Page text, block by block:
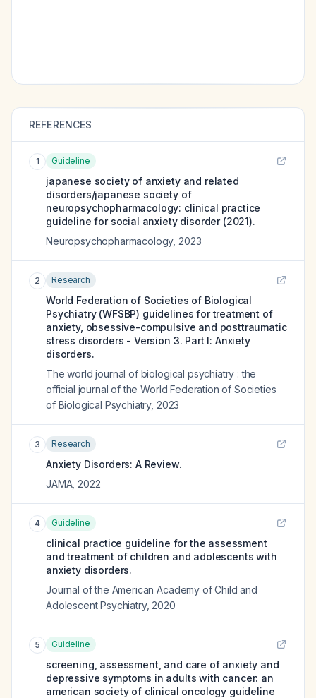
REFERENCES
1 Guideline
japanese society of anxiety and related
disorders/japanese society of
neuropsychopharmacology: clinical practice
guideline for social anxiety disorder (2021).
Neuropsychopharmacology, 2023
2 Research
World Federation of Societies of Biological
Psychiatry (WFSBP) guidelines for treatment of
anxiety, obsessive-compulsive and posttraumatic
stress disorders - Version 3. Part I: Anxiety
disorders.
The world journal of biological psychiatry : the
official journal of the World Federation of Societies
of Biological Psychiatry, 2023
3 Research
Anxiety Disorders: A Review.
JAMA, 2022
4 Guideline
clinical practice guideline for the assessment
and treatment of children and adolescents with
anxiety disorders.
Journal of the American Academy of Child and
Adolescent Psychiatry, 2020
5 Guideline
screening, assessment, and care of anxiety and
depressive symptoms in adults with cancer: an
american society of clinical oncology guideline